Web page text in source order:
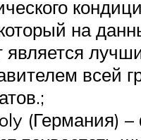
на
является
всей
(Германия)